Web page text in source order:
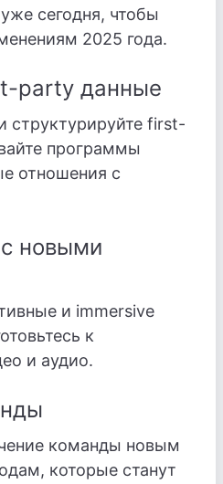
сегодня, чтобы
2025 года.
party данные
структурируйте first-
программы
отношения с
новыми
и immersive
к
и аудио.
команды новым
которые станут